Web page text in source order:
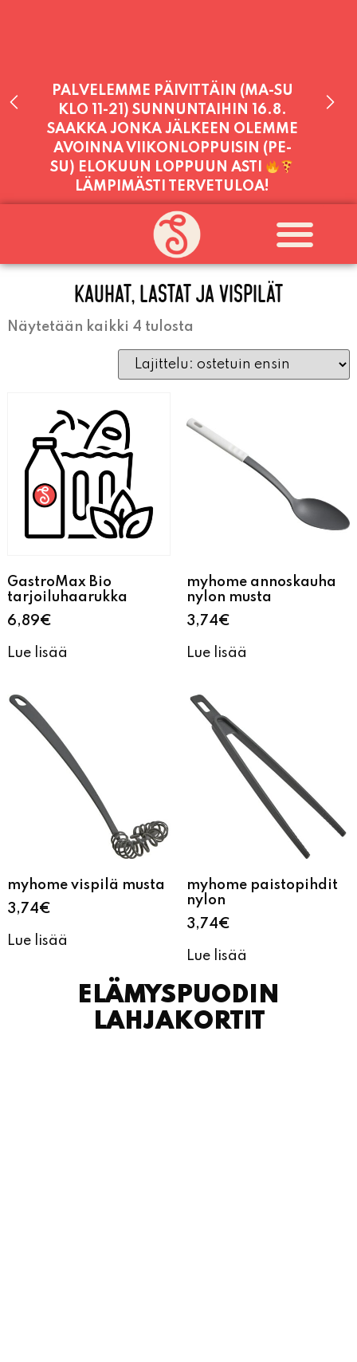
PALVELEMME PÄIVITTÄIN (MA-SU
KLO 11-21) SUNNUNTAIHIN 16.8.
SAAKKA JONKA JÄLKEEN OLEMME
AVOINNA VIIKONLOPPUISIN (PE-
SU) ELOKUUN LOPPUUN ASTI
LÄMPIMÄSTI TERVETULOA!
PALVELEMME TÄNÄÄN:
LAUANTAI11:00 - 21:00
KAUHAT, LASTAT JA VISPILÄT
Näytetään kaikki 4 tulosta
GastroMax Bio
tarjoiluhaarukka
6,89€
Lue lisää
myhome annoskauha
nylon musta
3,74€
Lue lisää
myhome vispilä musta
3,74€
Lue lisää
myhome paistopihdit
nylon
3,74€
Lue lisää
ELÄMYSPUODIN
LAHJAKORTIT